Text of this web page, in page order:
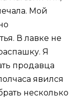
Мой
В лавке не
Я
продавца
явился
несколько